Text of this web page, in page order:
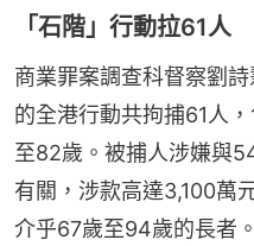
「石階」行動拉61
商業罪案調查科督察劉
的全港行動共拘捕61人
至82歲。被捕人涉嫌與
有關，涉款高達3,100萬
介乎67歲至94歲的長者